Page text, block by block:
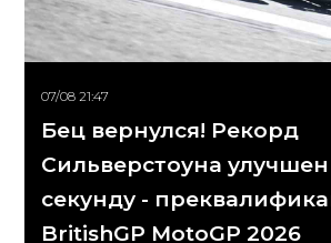
07/08 21:47
Бец вернулся! Рекорд
Сильверстоуна
секунду -
BritishGP MotoGP 2026